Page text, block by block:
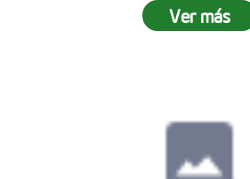
Ver más